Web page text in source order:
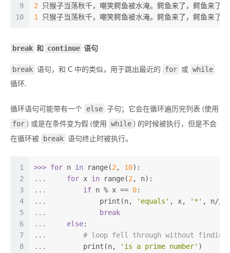
9
10
2 只猴子当荡秋千，嘲笑鳄鱼被水淹。鳄鱼来了，鳄鱼来了
1
只猴子当荡秋千，嘲笑鳄鱼被水淹。鳄鱼来了，鳄鱼来了
break 和 continue 语句
break 语句，和 C 中的类似，用于跳出最近的 for 或 while
循环.
循环语句可能带有一个 else 子句；它会在循环遍历完列表 (使用
for ) 或是在条件变为假 (使用 while ) 的时候被执行，但是不会
在循环被 break 语句终止时被执行。
1
2
3
4
5
6
7
8
>>> for n in range(2 , 10):
...
for x in range(2 , n):
...
if n % x == 0:
...
            print(n,
'equals' , x, '*' , n//
...
break
...
else:
...
# loop fell through without
...
        print(n,
'is a prime number' )